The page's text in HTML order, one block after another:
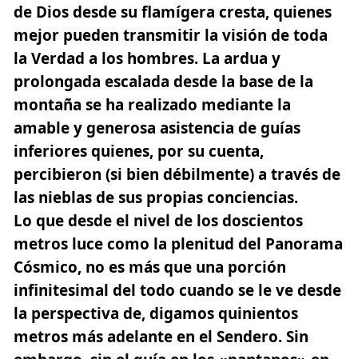
de Dios desde su flamígera cresta, quienes
mejor pueden transmitir la visión de toda
la Verdad a los hombres. La ardua y
prolongada escalada desde la base de la
montaña se ha realizado mediante la
amable y generosa asistencia de guías
inferiores quienes, por su cuenta,
percibieron (si bien débilmente)a través de
las nieblas de sus propias conciencias.
Lo que desde el nivel de los doscientos
metros luce como la plenitud del Panorama
Cósmico, no es más que una porción
infinitesimal del todo cuando se le ve desde
la perspectiva de, digamos quinientos
metros más adelante en el Sendero. Sin